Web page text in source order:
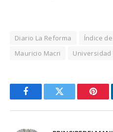
Diario La Reforma
Índice
Mauricio Macri
Universidad
FacebookTwitter